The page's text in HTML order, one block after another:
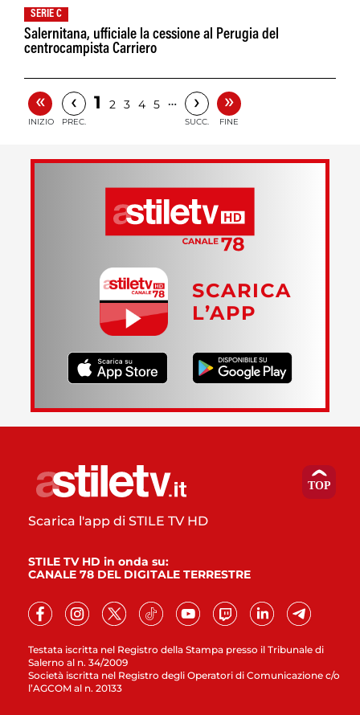
SERIE C
Salernitana, ufficiale la cessione al Perugia del
centrocampista Carriero
«
INIZIO
‹
PREC.
1 2 3 4 5 … ›
SUCC.
»
FINE
SCARICA
L’APP
Testata iscritta nel Registro della Stampa presso il Tribunale di
Salerno al n. 34/2009
Società iscritta nel Registro degli Operatori di Comunicazione c/o
l’AGCOM al n. 20133
Scarica l'app di STILE TV HD
STILE TV HD in onda su:
CANALE 78 DEL DIGITALE TERRESTRE